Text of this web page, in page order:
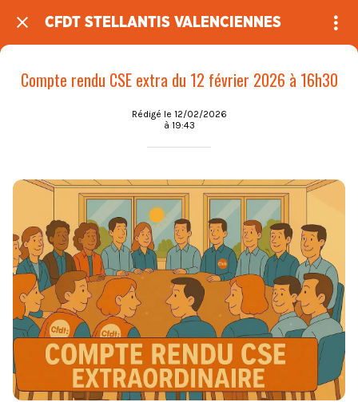
CFDT STELLANTIS VALENCIENNES
Compte rendu CSE extra du 12 février 2026 à 16h30
Rédigé le 12/02/2026
à 19:43